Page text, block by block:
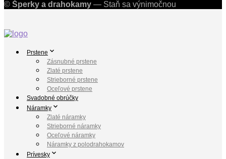
© Šperky a drahokamy — Staň sa výnimočnou
Prstene
Zásnubné prstene
Zlaté prstene
Strieborné prstene
Oceľové prstene
Svadobné obrúčky
Náramky
Zlaté náramky
Strieborné náramky
Oceľové náramky
Náramky z polodrahokamov
Prívesky